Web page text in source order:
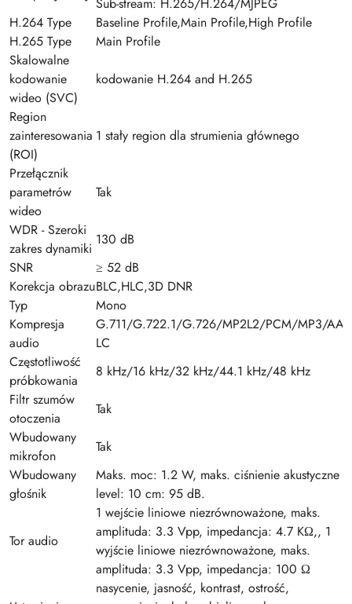
H.264 Type
Baseline Profile,Main Profile,High Profile
H.265 Type
Main Profile
Skalowalne
kodowanie
wideo (SVC)
kodowanie H.264 and H.265
Region
zainteresowania
(ROI)
1 stały region dla strumienia głównego
Przełącznik
parametrów
wideo
Tak
WDR - Szeroki
zakres dynamiki
130 dB
SNR
≥ 52 dB
Korekcja obrazuBLC,HLC,3D DNR
Typ
Mono
Kompresja
audio
G.711/G.722.1/G.726/MP2L2/PCM/MP3/
LC
Częstotliwość
próbkowania
8 kHz/16 kHz/32 kHz/44.1 kHz/48 kHz
Filtr szumów
otoczenia
Tak
Wbudowany
mikrofon
Tak
Wbudowany
głośnik
Maks. moc: 1.2 W, maks. ciśnienie akustyczne
level: 10 cm: 95 dB.
Tor audio
1 wejście liniowe niezrównoważone, maks.
amplituda: 3.3 Vpp, impedancja: 4.7 KΩ,, 1
wyjście liniowe niezrównoważone, maks.
amplituda: 3.3 Vpp, impedancja: 100 Ω
nasycenie, jasność, kontrast, ostrość,